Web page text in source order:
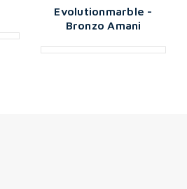
Evolutionmarble -
Bronzo Amani